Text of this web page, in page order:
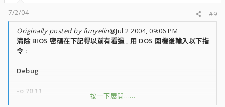
7/2/04
#9
Originally posted by funyelin@Jul 2 2004, 09:06 PM
清除 BIOS 密碼在下記得以前有看過 , 用 DOS 開機後輸入以下指
令 :
Debug
-o 70 11
按一下展開……